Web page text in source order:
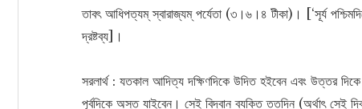
তাবৎ আধিপত্যম্ স্বারাজ্যম্ পর্যেতা (৩।৬।৪ টীকা)। [‘সূর্য
দ্রষ্টব্য]।
সরলার্থ : যতকাল আদিত্য দক্ষিণদিকে উদিত হইবেন এবং উত্তর
পূর্বদিকে অস্ত যাইবেন। সেই বিদ্বান ব্যক্তি ততদিন (অর্থাৎ